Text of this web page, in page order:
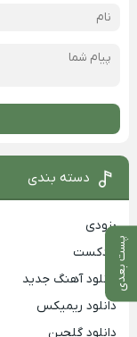
پست بعدی
دسته بندی
بزودی
پادکست
دانلود آهنگ جدید
دانلود ریمیکس
دانلود گلچین